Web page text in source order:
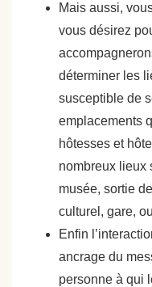
Mais aussi,
vous désirez
déterminer les
susceptible de
emplacements
hôtesses et
nombreux lieux
musée, sortie
culturel, gare,
Enfin
ancrage du
personne à qui